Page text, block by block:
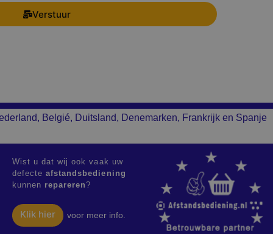
Verstuur
Belgié, Duitsland, Denemarken, Frankrijk en Spanje
Wist u dat wij ook vaak uw
defecteafstandsbediening
kunnen repareren?
Klik hier voor meer info.